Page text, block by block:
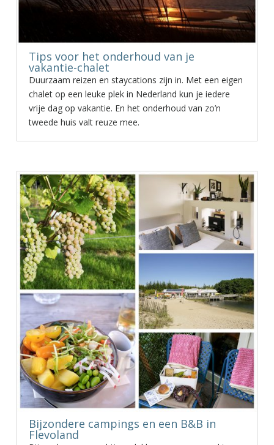
Tips voor het onderhoud van je
vakantie-chalet
Duurzaam reizen en staycations zijn in. Met een eigen
chalet op een leuke plek in Nederland kun je iedere
vrije dag op vakantie. En het onderhoud van zo’n
tweede huis valt reuze mee.
Bijzondere campings en een B&B in
Flevoland